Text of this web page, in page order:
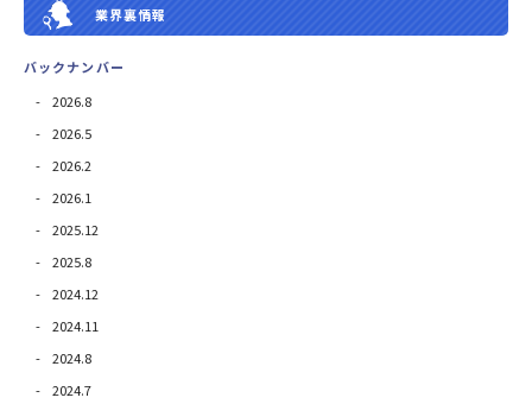
業界裏情報
バックナンバー
2026.8
2026.5
2026.2
2026.1
2025.12
2025.8
2024.12
2024.11
2024.8
2024.7